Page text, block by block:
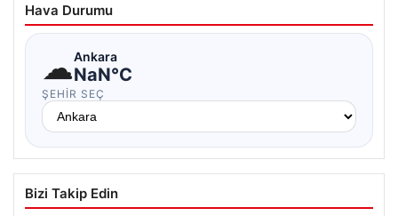
Hava Durumu
☁Ankara
NaN°C
ŞEHIR SEÇ
Bizi Takip Edin